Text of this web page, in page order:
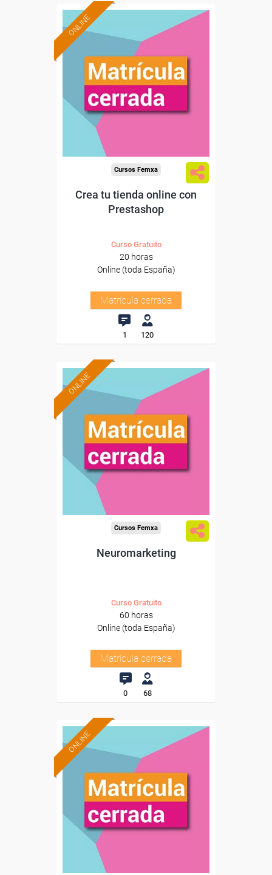
ONLINE
Cursos Femxa
Crea tu tienda online con
Prestashop
Curso Gratuito
20 horas
Online (toda España)
Matrícula cerrada
1 120
ONLINE
Cursos Femxa
Neuromarketing
Curso Gratuito
60 horas
Online (toda España)
Matrícula cerrada
0 68
ONLINE